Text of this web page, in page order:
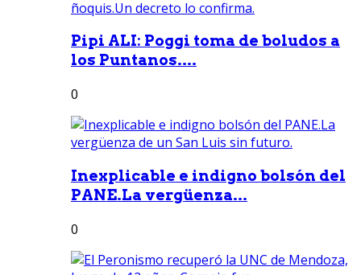
Pipi ALI: Poggi toma de boludos a
los Puntanos....
0
Inexplicable e indigno bolsón del
PANE.La vergüenza...
0